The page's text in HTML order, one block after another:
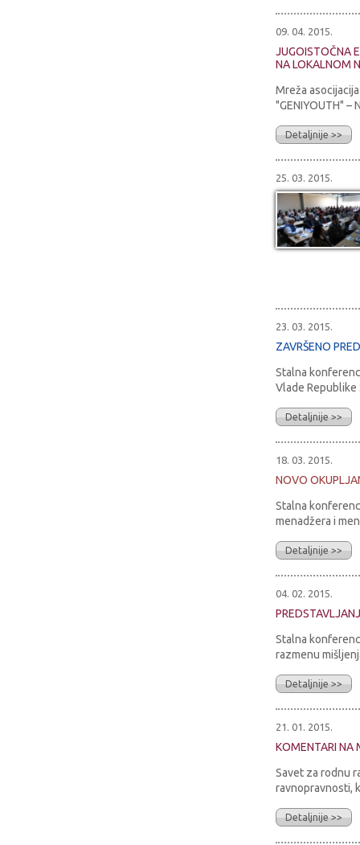
09. 04. 2015.
JUGOISTOČNA
NA LOKALNOM
Mreža
"GENIYOUTH"
Detaljnije >>
25. 03. 2015.
23. 03. 2015.
ZAVRŠENO
Stalna
Vlade Republike
Detaljnije >>
18. 03. 2015.
NOVO
Stalna
menadžera i
Detaljnije >>
04. 02. 2015.
Stalna
razmenu
Detaljnije >>
21. 01. 2015.
KOMENTARI NA
Savet za rodnu
ravnopravnosti,
Detaljnije >>